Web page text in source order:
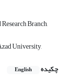
Branch,
University,
چکیده
English